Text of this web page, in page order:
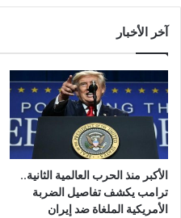
آخر الأخبار
الأكبر منذ الحرب العالمية الثانية..
ترامب يكشف تفاصيل الضربة
الأمريكية الملغاة ضد إيران